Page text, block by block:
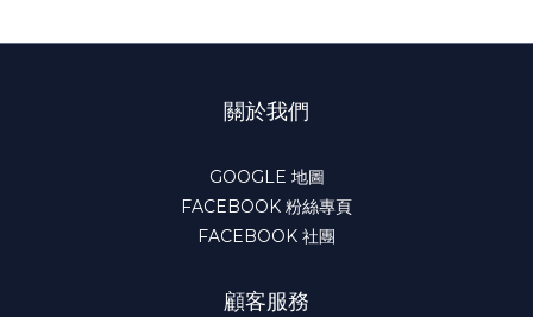
Jersey 球迷版 熱轉
Name Jersey 球
關於我們
GOOGLE 地圖
FACEBOOK 粉絲專頁
FACEBOOK 社團
顧客服務